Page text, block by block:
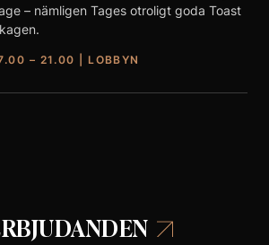
– nämligen Tages otroligt goda Toast
– 21.00 LOBBYN